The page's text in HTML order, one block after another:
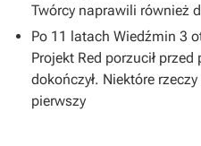
Twórcy naprawili również
Po 11 latach Wiedźmin 3
Projekt Red porzucił
dokończył. Niektóre
pierwszy